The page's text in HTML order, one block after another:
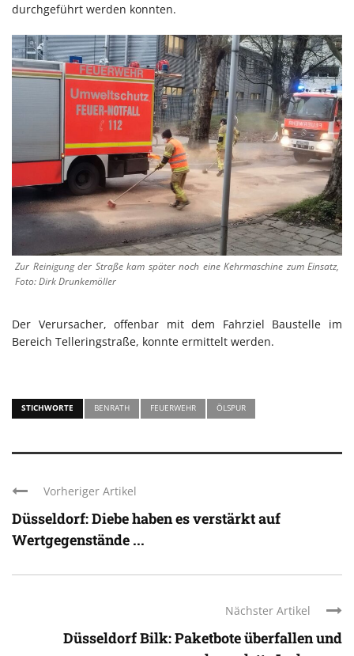
durchgeführt werden konnten.
Zur Reinigung der Straße kam später noch eine Kehrmaschine zum Einsatz,
Foto: Dirk Drunkemöller
Der Verursacher, offenbar mit dem Fahrziel Baustelle im
Bereich Telleringstraße, konnte ermittelt werden.
STICHWORTE BENRATH FEUERWEHR ÖLSPUR
Vorheriger Artikel
Düsseldorf: Diebe haben es verstärkt auf
Wertgegenstände ...
Nächster Artikel
Düsseldorf Bilk: Paketbote überfallen und